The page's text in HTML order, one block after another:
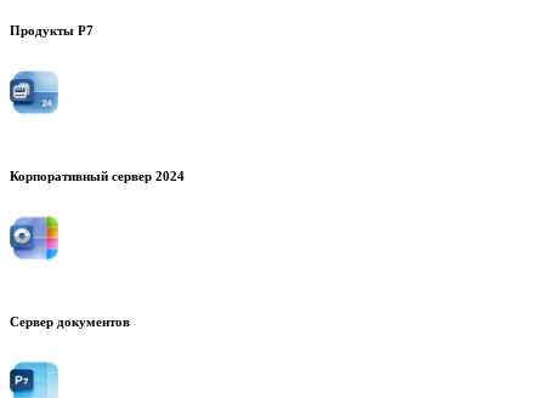
Продукты Р7
Корпоративный сервер 2024
Сервер документов